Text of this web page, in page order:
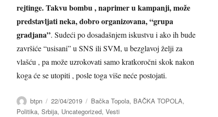
rejtinge. Takvu bombu , naprimer u kampanji, može
predstavljati neka, dobro organizovana, “grupa
gradjana”. Sudeći po dosadašnjem iskustvu i ako ih bude
završiće “usisani” u SNS ili SVM, u bezglavoj želji za
vlašću , pa može uzrokovati samo kratkoročni skok nakon
koga će se utopiti , posle toga više neće postojati.
Author
btpn
Posted
on
22/04/2019 Categories
Bačka Topola, BAČKA TOPOLA,
Politika,Srbija, Uncategorized,Vesti